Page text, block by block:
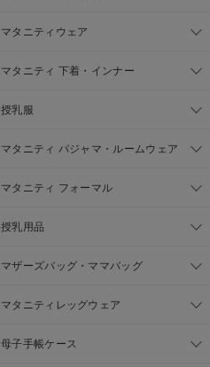
マタニティウェア
マタニティ 下着・インナー
授乳服
マタニティ パジャマ・ルームウェア
マタニティ フォーマル
授乳用品
マザーズバッグ・ママバッグ
マタニティレッグウェア
母子手帳ケース